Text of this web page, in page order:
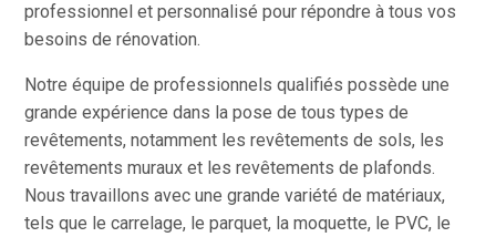
professionnel et personnalisé pour répondre à tous vos
besoins de rénovation.
Notre équipe de professionnels qualifiés possède une
grande expérience dans la pose de tous types de
revêtements, notamment les revêtements de sols, les
revêtements muraux et les revêtements de plafonds.
Nous travaillons avec une grande variété de matériaux,
tels que le carrelage, le parquet, la moquette, le PVC, le